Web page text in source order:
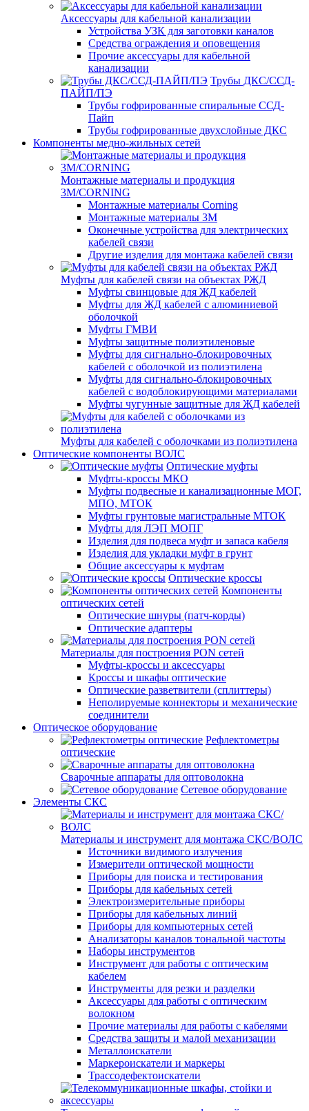
Аксессуары для кабельной канализации
Устройства УЗК для заготовки каналов
Средства ограждения и оповещения
Прочие аксессуары для кабельной
канализации
Трубы ДКС/ССД-
ПАЙП/ПЭ
Трубы гофрированные спиральные ССД-
Пайп
Трубы гофрированные двухслойные ДКС
Компоненты медно-жильных сетей
Монтажные материалы и продукция
3M/CORNING
Монтажные материалы Corning
Монтажные материалы 3M
Оконечные устройства для электрических
кабелей связи
Другие изделия для монтажа кабелей связи
Муфты для кабелей связи на объектах РЖД
Муфты свинцовые для ЖД кабелей
Муфты для ЖД кабелей с алюминиевой
оболочкой
Муфты ГМВИ
Муфты защитные полиэтиленовые
Муфты для сигнально-блокировочных
кабелей с оболочкой из полиэтилена
Муфты для сигнально-блокировочных
кабелей с водоблокирующими материалами
Муфты чугунные защитные для ЖД кабелей
Муфты для кабелей с оболочками из полиэтилена
Оптические компоненты ВОЛС
Оптические муфты
Муфты-кроссы МКО
Муфты подвесные и канализационные МОГ,
МПО, МТОК
Муфты грунтовые магистральные МТОК
Муфты для ЛЭП МОПГ
Изделия для подвеса муфт и запаса кабеля
Изделия для укладки муфт в грунт
Общие аксессуары к муфтам
Оптические кроссы
Компоненты
оптических сетей
Оптические шнуры (патч-корды)
Оптические адаптеры
Материалы для построения PON сетей
Муфты-кроссы и аксессуары
Кроссы и шкафы оптические
Оптические разветвители (сплиттеры)
Неполируемые коннекторы и механические
соединители
Оптическое оборудование
Рефлектометры
оптические
Сварочные аппараты для оптоволокна
Сетевое оборудование
Элементы СКС
Материалы и инструмент для монтажа СКС/ВОЛС
Источники видимого излучения
Измерители оптической мощности
Приборы для поиска и тестирования
Приборы для кабельных сетей
Электроизмерительные приборы
Приборы для кабельных линий
Приборы для компьютерных сетей
Анализаторы каналов тональной частоты
Наборы инструментов
Инструмент для работы с оптическим
кабелем
Инструменты для резки и разделки
Аксессуары для работы с оптическим
волокном
Прочие материалы для работы с кабелями
Средства защиты и малой механизации
Металлоискатели
Маркероискатели и маркеры
Трассодефектоискатели